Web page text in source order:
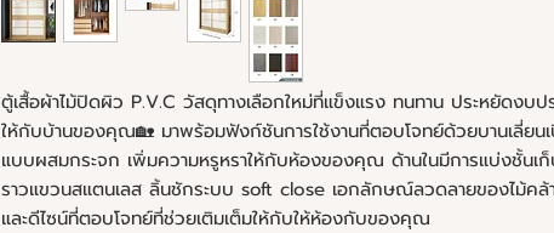
ตู้เสื้อผ้าไม้ปิดผิว P.V.C วัสดุทางเลือกใหม่ที่แข็งแรง ทนทาน ประหยัดงบป
ให้กับบ้านของคุณ🏡 มาพร้อมฟังก์ชันการใช้งานที่ตอบโจทย์ด้วยบานเลี่ยน
แบบผสมกระจก เพิ่มความหรูหราให้กับห้องของคุณ ด้านในมีการแบ่งชั้นเ
ราวแขวนสแตนเลส ลิ้นชักระบบ soft close เอกลักษณ์ลวดลายของไม้คล้
และดีไซน์ที่ตอบโจทย์ที่ช่วยเติมเต็มให้กับให้ห้องกับของคุณ